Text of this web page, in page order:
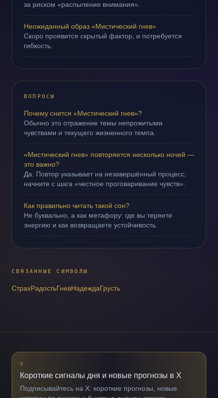
за риском «распыление внимания».
Неожиданный образ «Мистический гнев»
Скоро проявится скрытый фактор, и потребуется
гибкость.
ВОПРОСЫ
Почему снится «Мистический гнев»?
Обычно это отражение темы непрожитыми
чувствами и текущего жизненного темпа.
«Мистический гнев» повторяется несколько ночей —
это важно?
Да. Повтор указывает на незавершённый процесс;
начните с шага «честное проговаривание чувств».
Как правильно читать такой сон?
Не буквально, а как метафору: где вы теряете
энергию и как возвращаете устойчивость.
СВЯЗАННЫЕ СИМВОЛЫ
СтрахРадостьГневНадеждаГрусть
X
Короткие сигналы дня и новые прогнозы в X
Подписывайтесь на X: короткие прогнозы, новые